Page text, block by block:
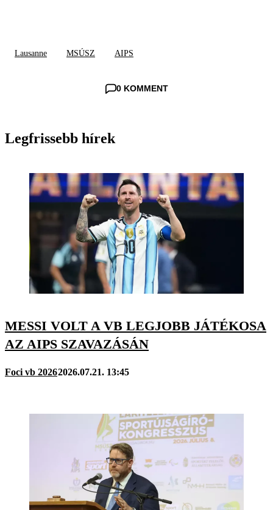
Lausanne MSÚSZ AIPS
0 KOMMENT
Legfrissebb hírek
MESSI VOLT A VB LEGJOBB JÁTÉKOSA
AZ AIPS SZAVAZÁSÁN
Foci vb 20262026.07.21. 13:45